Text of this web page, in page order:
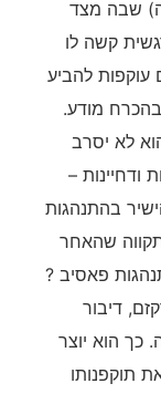
שבה מצד
קשה לו
להביע
בהכרח מודע.
לא יסרב
ודחיינות –
בהתנהגות
שהאחר
פאסיב ?
דיבור
כך הוא יוצר
תוקפנותו